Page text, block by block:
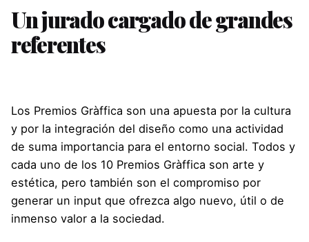
Un jurado cargado de grandes
referentes
Los Premios Gràffica son una apuesta por la cultura
y por la integración del diseño como una actividad
de suma importancia para el entorno social. Todos y
cada uno de los 10 Premios Gràffica son arte y
estética, pero también son el compromiso por
generar un input que ofrezca algo nuevo, útil o de
inmenso valor a la sociedad.